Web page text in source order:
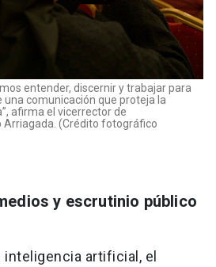
entender, discernir y trabajar para
una comunicación que proteja la
afirma el vicerrector de
Arriagada. (Crédito fotográfico
y escrutinio público
artificial, el